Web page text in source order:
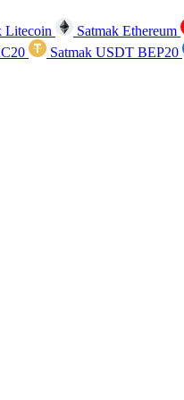
Litecoin Satmak Ethereum
Satmak USDT BEP20